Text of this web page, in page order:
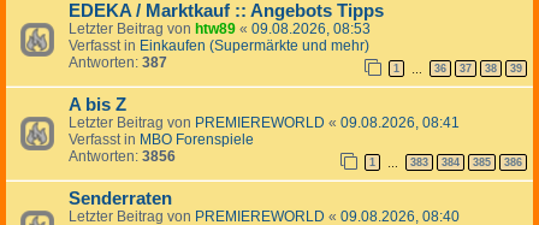
EDEKA / Marktkauf :: Angebots Tipps
Letzter Beitrag von htw89 « 09.08.2026, 08:53
Verfasst in Einkaufen (Supermärkte und mehr)
Antworten: 387 1 … 36 37 38 39
A bis Z
Letzter Beitrag von PREMIEREWORLD « 09.08.2026, 08:41
Verfasst in MBO Forenspiele
Antworten: 3856 1 … 383 384 385 386
Senderraten
Letzter Beitrag von PREMIEREWORLD « 09.08.2026, 08:40